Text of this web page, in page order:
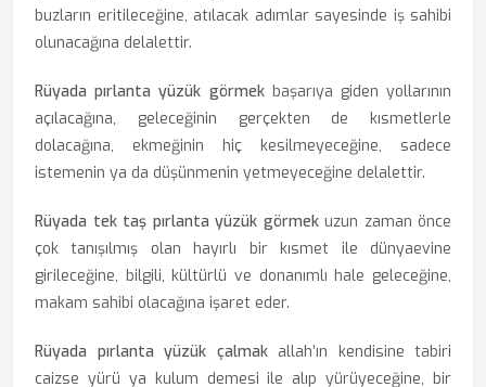
buzların eritileceğine, atılacak adımlar sayesinde iş sahibi
olunacağına delalettir.
Rüyada pırlanta yüzük görmekbaşarıya giden yollarının
açılacağına, geleceğinin gerçekten de kısmetlerle
dolacağına, ekmeğinin hiç kesilmeyeceğine, sadece
istemenin ya da düşünmenin yetmeyeceğine delalettir.
Rüyada tek taş pırlanta yüzük görmekuzun zaman önce
çok tanışılmış olan hayırlı bir kısmet ile dünyaevine
girileceğine, bilgili, kültürlü ve donanımlı hale geleceğine,
makam sahibi olacağına işaret eder.
Rüyada pırlanta yüzük çalmakallah’ın kendisine tabiri
caizse yürü ya kulum demesi ile alıp yürüyeceğine, bir